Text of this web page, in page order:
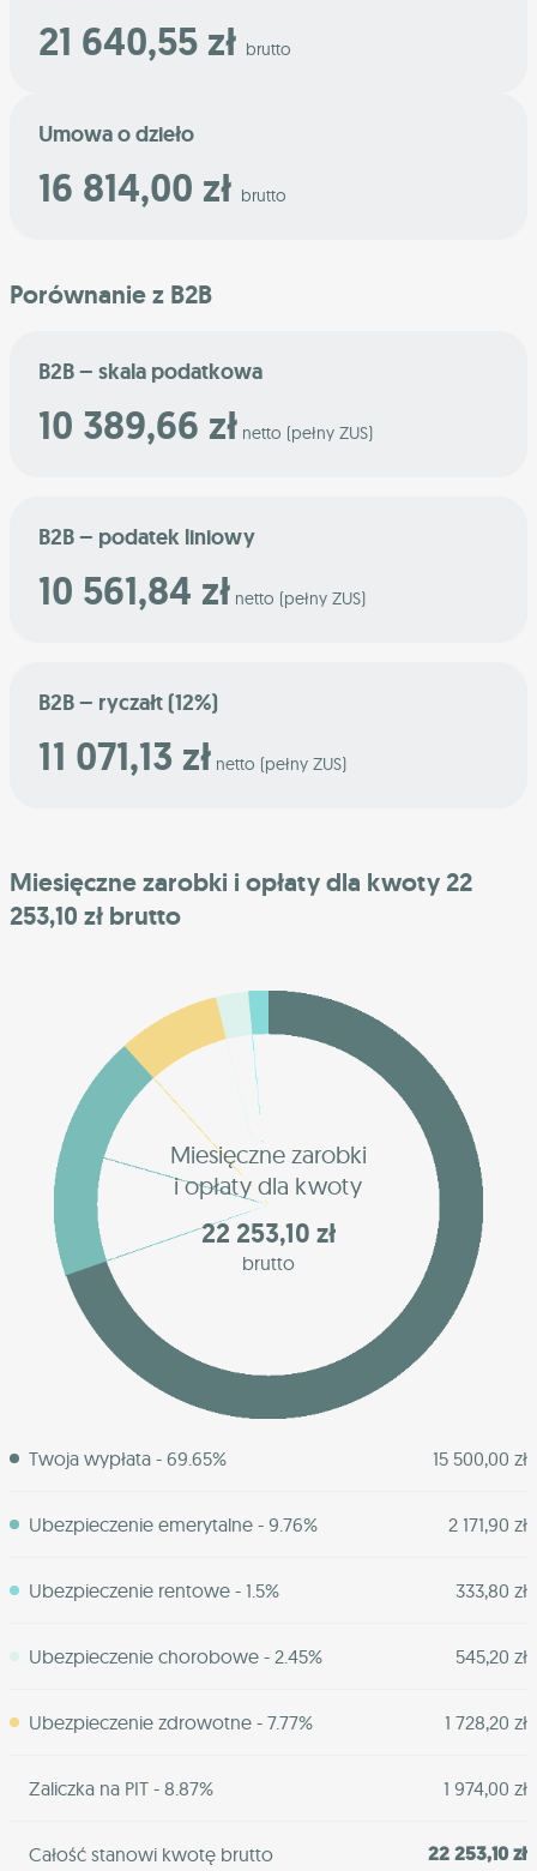
21 640,55 zł brutto
Umowa o dzieło
16 814,00 zł brutto
Porównanie z B2B
B2B – skala podatkowa
10 389,66 zł netto (pełny ZUS)
B2B – podatek liniowy
10 561,84 zł netto (pełny ZUS)
B2B – ryczałt (12%)
11 071,13 zł netto (pełny ZUS)
Miesięczne zarobki i opłaty dla kwoty 22
253,10 zł brutto
Miesięczne zarobki
i opłaty dla kwoty
22 253,10 zł
brutto
Twoja wypłata - 69.65% 15 500,00 zł
Ubezpieczenie emerytalne - 9.76% 2 171,90 zł
Ubezpieczenie rentowe - 1.5% 333,80 zł
Ubezpieczenie chorobowe - 2.45% 545,20 zł
Ubezpieczenie zdrowotne - 7.77% 1 728,20 zł
Zaliczka na PIT - 8.87% 1 974,00 zł
Całość stanowi kwotę brutto 22 253,10 zł